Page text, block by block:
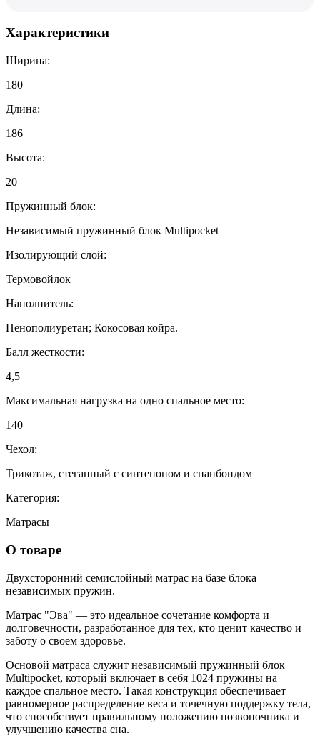
Характеристики
Ширина:
180
Длина:
186
Высота:
20
Пружинный блок:
Независимый пружинный блок Multipocket
Изолирующий слой:
Термовойлок
Наполнитель:
Пенополиуретан; Кокосовая койра.
Балл жесткости:
4,5
Максимальная нагрузка на одно спальное место:
140
Чехол:
Трикотаж, стеганный с синтепоном и спанбондом
Категория:
Матрасы
О товаре
Двухсторонний семислойный матрас на базе блока
независимых пружин.
Матрас "Эва" — это идеальное сочетание комфорта и
долговечности, разработанное для тех, кто ценит качество и
заботу о своем здоровье.
Основой матраса служит независимый пружинный блок
Multipocket, который включает в себя 1024 пружины на
каждое спальное место. Такая конструкция обеспечивает
равномерное распределение веса и точечную поддержку тела,
что способствует правильному положению позвоночника и
улучшению качества сна.